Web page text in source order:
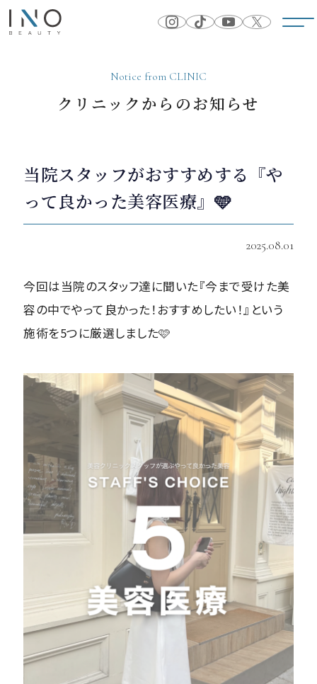
Notice from CLINIC
クリニックからのお知らせ
当院スタッフがおすすめする『や
って良かった美容医療』🩵
2025.08.01
今回は当院のスタッフ達に聞いた『今まで受けた美
容の中でやって良かった！おすすめしたい！』という
施術を5つに厳選しました🩷